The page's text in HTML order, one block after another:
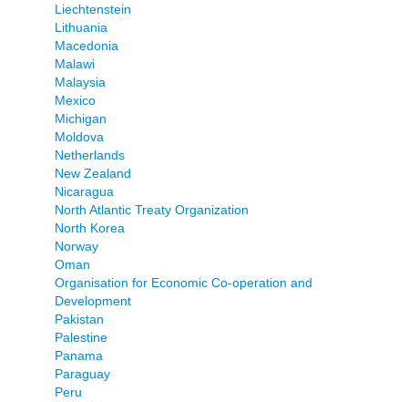
Liechtenstein
Lithuania
Macedonia
Malawi
Malaysia
Mexico
Michigan
Moldova
Netherlands
New Zealand
Nicaragua
North Atlantic Treaty Organization
North Korea
Norway
Oman
Organisation for Economic Co-operation and
Development
Pakistan
Palestine
Panama
Paraguay
Peru